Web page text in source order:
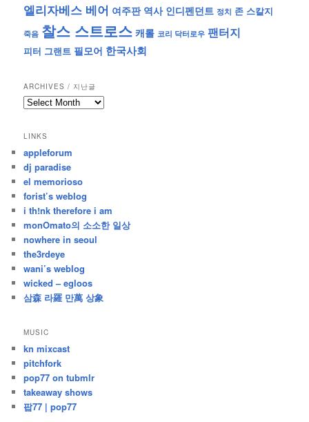
엘리자베스 베어 여주판 역사 인디펜던트 정치 존 스칼지
죽음 찰스 스트로스 캐롤 코리 닥터로우 팬터지
피터 그랜트 필모어 한국사회
ARCHIVES / 지난글
archives
난
글
LINKS
appleforum
dj paradise
el memorioso
forist’s weblog
i th!nk therefore i am
monOmato의 소소한 일상
nowhere in seoul
the3rdeye
wani’s weblog
wicked – egloos
삼森 라羅 만萬 상象
MUSIC
kn mixcast
pitchfork
pop77 on tubmlr
takeaway shows
팝77 | pop77